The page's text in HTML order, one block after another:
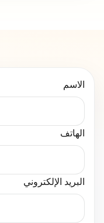
الاسم
الهاتف
البريد الإلكتروني